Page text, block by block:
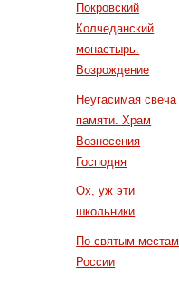
Покровский
Колчеданский
монастырь.
Возрождение
Неугасимая свеча
памяти. Храм
Вознесения
Господня
Ох, уж эти
школьники
По святым местам
России